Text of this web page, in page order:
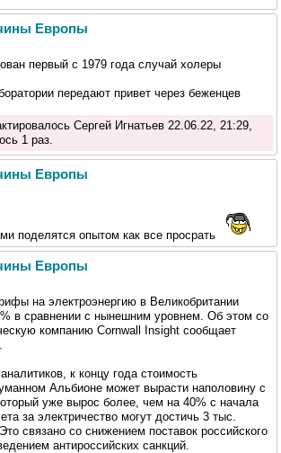
Европы
первый с 1979 года случай холеры
передают привет через беженцев
Сергей Игнатьев 22.06.22, 21:29,
1 раз.
Европы
поделятся опытом как все просрать
Европы
на электроэнергию в Великобритании
в сравнении с нынешним уровнем. Об этом со
компанию Cornwall Insight сообщает
к концу года стоимость
Альбионе может вырасти наполовину с
уже вырос более, чем на 40% с начала
за электричество могут достичь 3 тыс.
связано со снижением поставок российского
антироссийских санкций.